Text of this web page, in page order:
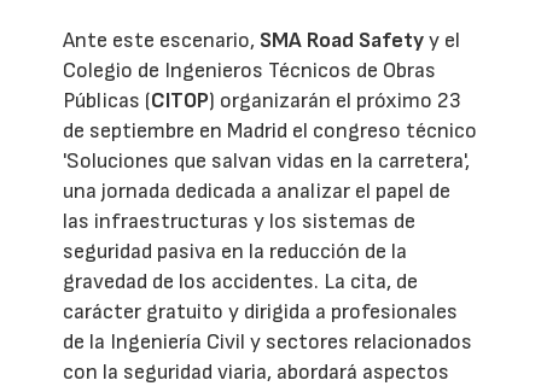
Ante este escenario, SMA Road Safetyy el
Colegio de Ingenieros Técnicos de Obras
Públicas (CITOP) organizarán el próximo 23
de septiembre en Madrid el congreso técnico
'Soluciones que salvan vidas en la carretera',
una jornada dedicada a analizar el papel de
las infraestructuras y los sistemas de
seguridad pasiva en la reducción de la
gravedad de los accidentes. La cita, de
carácter gratuito y dirigida a profesionales
de la Ingeniería Civil y sectores relacionados
con la seguridad viaria, abordará aspectos